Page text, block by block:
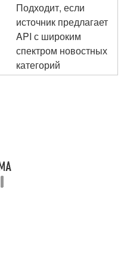
Подходит, если⁤
источник предлагает
API‍ с широким
спектром новостных
категорий